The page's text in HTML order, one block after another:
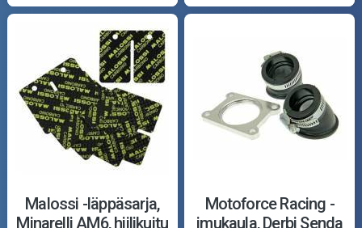
Malossi -läppäsarja,
Minarelli AM6, hiilikuitu
Motoforce Racing -
imukaula, Derbi Senda